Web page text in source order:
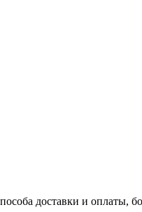
доставки и оплаты,